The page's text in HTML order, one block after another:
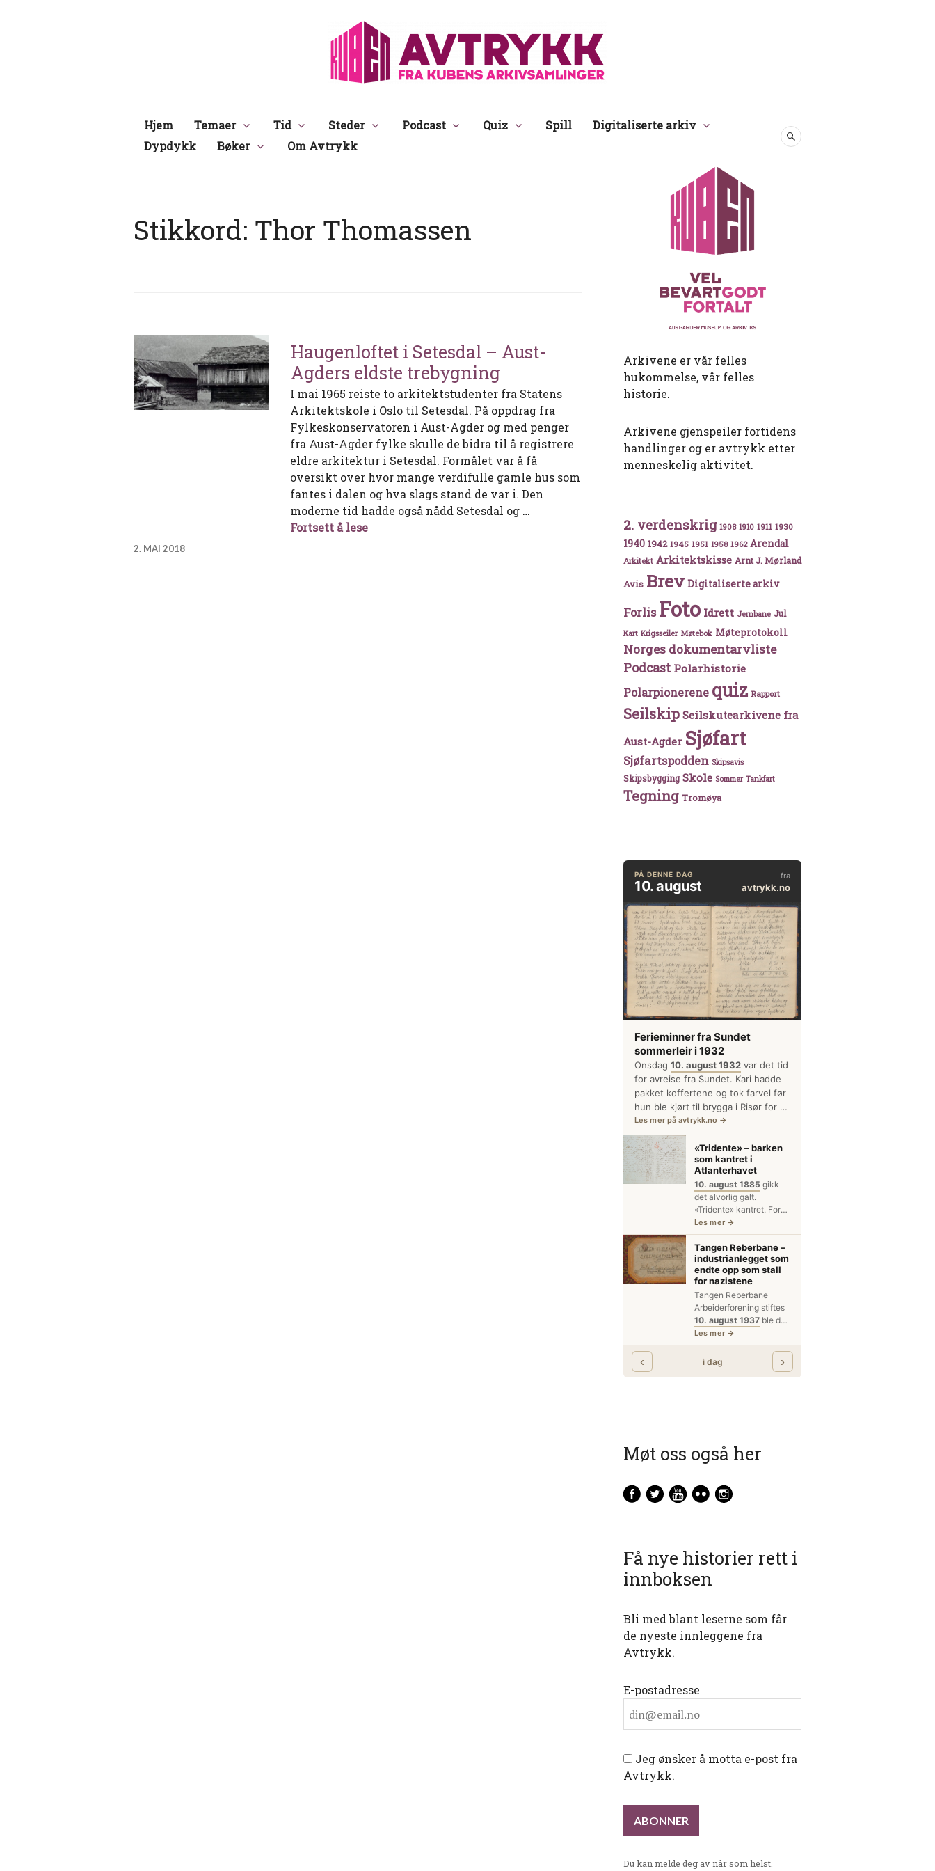
Avtrykk
Hjem Temaer Tid Steder Podcast Quiz Spill
Digitaliserte arkiv
Dypdykk
Bøker Om Avtrykk
SØK
Stikkord: Thor Thomassen
Haugenloftet i Setesdal – Aust-
Agders eldste trebygning
I mai 1965 reiste to arkitektstudenter fra Statens
Arkitektskole i Oslo til Setesdal. På oppdrag fra
Fylkeskonservatoren i Aust-Agder og med penger
fra Aust-Agder fylke skulle de bidra til å registrere
eldre arkitektur i Setesdal. Formålet var å få
oversikt over hvor mange verdifulle gamle hus som
fantes i dalen og hva slags stand de var i. Den
moderne tid hadde også nådd Setesdal og …
Fortsett å leseHaugenloftet i Setesdal – Aust-Agders eldste trebygning
2. MAI 2018
Arkivene er vår felles
hukommelse, vår felles
historie.
Arkivene gjenspeiler fortidens
handlinger og er avtrykk etter
menneskelig aktivitet.
2. verdenskrig 1908 1910 1911 1930
1940 1942 1945 1951 1958 1962 Arendal
Arkitekt Arkitektskisse Arnt J. Mørland
Avis Brev Digitaliserte arkiv
Forlis Foto Idrett Jernbane Jul
Kart Krigsseiler Møtebok Møteprotokoll
Norges dokumentarvliste
Podcast Polarhistorie
Polarpionerene quiz Rapport
Seilskip Seilskutearkivene fra
Aust-Agder Sjøfart
Sjøfartspodden Skipsavis
Skipsbygging Skole Sommer Tankfart
Tegning Tromøya
Møt oss også her
Få nye historier rett i
innboksen
Bli med blant leserne som får
de nyeste innleggene fra
Avtrykk.
E-postadresse
Jeg ønsker å motta e-post fra
Avtrykk.
Du kan melde deg av når som helst.